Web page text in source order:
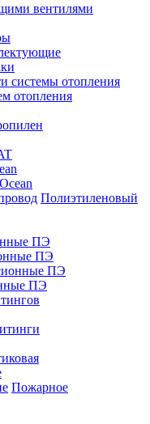
вентилями
системы отопления
отопления
Полиэтиленовый
ПЭ
ПЭ
ПЭ
ПЭ
Пожарное